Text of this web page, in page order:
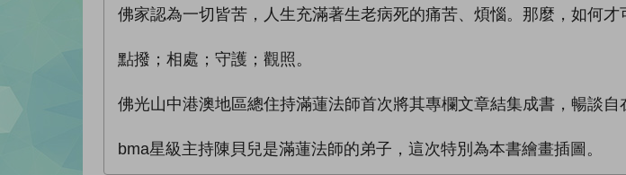
佛家認為一切皆苦，人生充滿著生老病死的痛苦、煩惱。那麼，如何才
點撥；相處；守護；觀照。
佛光山中港澳地區總住持滿蓮法師首次將其專欄文章結集成書，暢談自
bma星級主持陳貝兒是滿蓮法師的弟子，這次特別為本書繪畫插圖。